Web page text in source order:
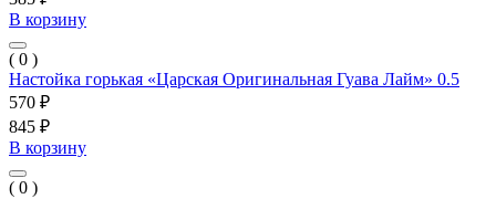
В корзину
( 0 )
Настойка горькая «Царская Оригинальная Гуава Лайм» 0.5
570 ₽
845 ₽
В корзину
( 0 )